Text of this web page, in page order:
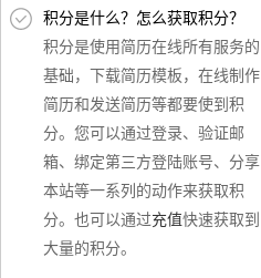
积分是什么？怎么获取积分？
积分是使用简历在线所有服务的
基础，下载简历模板，在线制作
简历和发送简历等都要使到积
分。您可以通过登录、验证邮
箱、绑定第三方登陆账号、分享
本站等一系列的动作来获取积
分。也可以通过充值快速获取到
大量的积分。